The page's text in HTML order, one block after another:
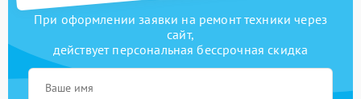
При оформлении заявки на ремонт техники через
сайт,
действует персональная бессрочная скидка